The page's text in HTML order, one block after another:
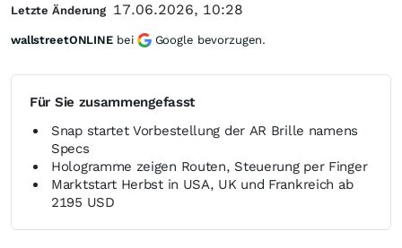
Für Sie zusammengefasst
Snap startet Vorbestellung der AR Brille namens
Specs
Hologramme zeigen Routen, Steuerung per Finger
Marktstart Herbst in USA, UK und Frankreich ab
2195 USD
Letzte Änderung 17.06.2026, 10:28
wallstreetONLINE bei Google bevorzugen.